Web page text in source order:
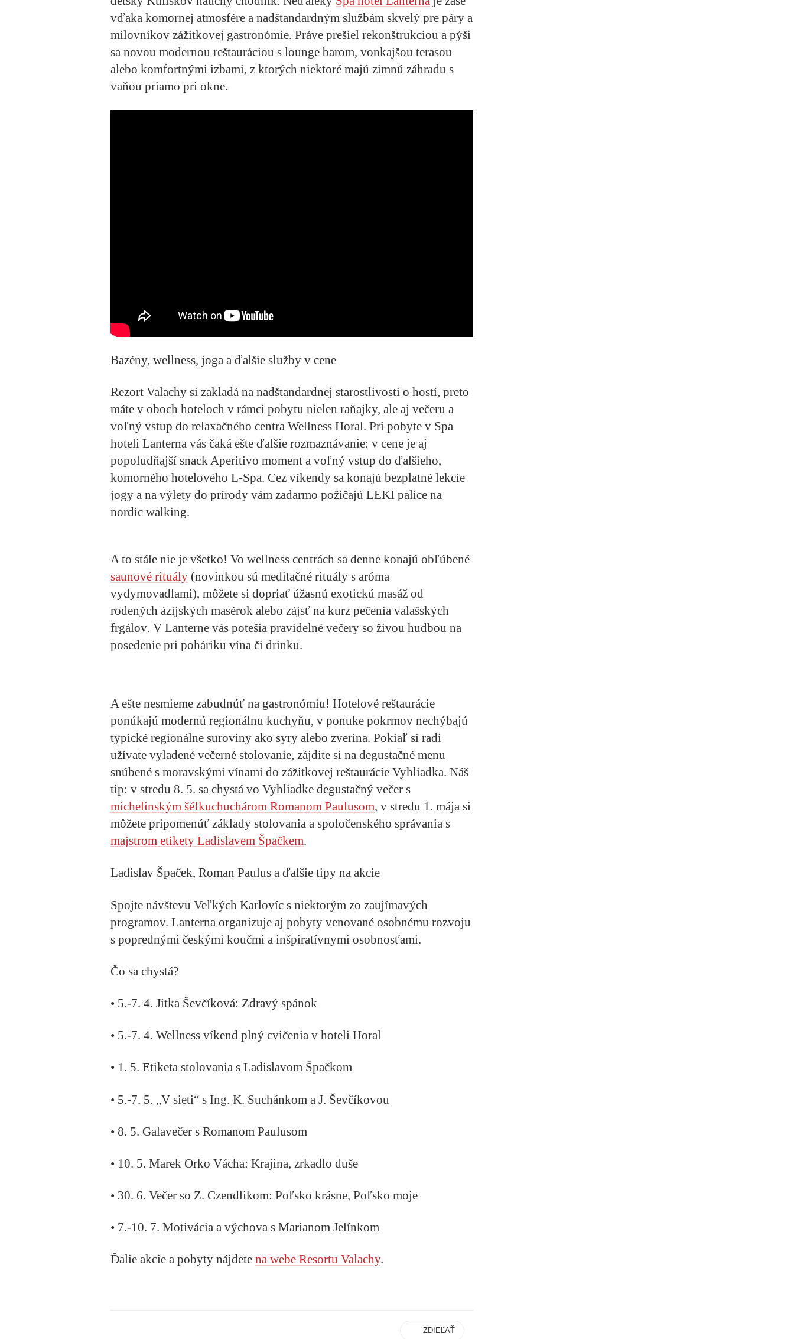
vďaka komornej atmosfére a nadštandardným službám skvelý pre páry a
milovníkov zážitkovej gastronómie. Práve prešiel rekonštrukciou a pýši
sa novou modernou reštauráciou s lounge barom, vonkajšou terasou
alebo komfortnými izbami, z ktorých niektoré majú zimnú záhradu s
vaňou priamo pri okne.
Bazény, wellness, joga a ďalšie služby v cene
Rezort Valachy si zakladá na nadštandardnej starostlivosti o hostí, preto
máte v oboch hoteloch v rámci pobytu nielen raňajky, ale aj večeru a
voľný vstup do relaxačného centra Wellness Horal. Pri pobyte v Spa
hoteli Lanterna vás čaká ešte ďalšie rozmaznávanie: v cene je aj
popoludňajší snackAperitivo moment a voľný vstup do ďalšieho,
komorného hotelového L-Spa. Cez víkendy sa konajú bezplatné lekcie
jogy a na výlety do prírody vám zadarmo požičajú LEKI palice na
nordic walking.
A to stále nie je všetko! Vo wellness centrách sa denne konajú obľúbené
saunové rituály (novinkou sú meditačné rituály s aróma
vydymovadlami), môžete si dopriať úžasnú exotickú masáž od
rodených ázijských masérok alebo zájsť na kurz pečenia valašských
frgálov. V Lanterne vás potešia pravidelné večery so živou hudbou na
posedenie pri poháriku vína či drinku.
A ešte nesmieme zabudnúť na gastronómiu! Hotelové reštaurácie
ponúkajú modernú regionálnu kuchyňu, v ponuke pokrmov nechýbajú
typické regionálne suroviny ako syry alebo zverina. Pokiaľ si radi
užívate vyladené večerné stolovanie, zájdite si na degustačné menu
snúbené s moravskými vínami do zážitkovej reštaurácie Vyhliadka. Náš
tip: v stredu 8. 5. sa chystá vo Vyhliadke degustačný večer s
michelinským šéfkuchuchárom Romanom Paulusom, v stredu 1. mája si
môžete pripomenúť základy stolovania a spoločenského správania s
majstrom etikety Ladislavem Špačkem.
Ladislav Špaček, Roman Paulus a ďalšie tipy na akcie
Spojte návštevu Veľkých Karlovíc s niektorým zo zaujímavých
programov. Lanterna organizuje aj pobyty venované osobnému rozvoju
s poprednými českými koučmi a inšpiratívnymi osobnosťami.
Čo sa chystá?
• 5.-7. 4. Jitka Ševčíková: Zdravý spánok
• 5.-7. 4. Wellness víkend plný cvičenia v hoteli Horal
• 1. 5. Etiketa stolovania s Ladislavom Špačkom
• 5.-7. 5. „V sieti“ s Ing. K. Suchánkom a J. Ševčíkovou
• 8. 5. Galavečer s Romanom Paulusom
• 10. 5. Marek Orko Vácha: Krajina, zrkadlo duše
• 30. 6. Večer so Z. Czendlikom: Poľsko krásne, Poľsko moje
• 7.-10. 7. Motivácia a výchova s Marianom Jelínkom
Ďalie akcie a pobyty nájdete na webe Resortu Valachy.
ZDIEĽAŤ